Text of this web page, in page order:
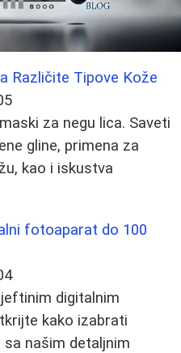
Različite Tipove Kože
za negu lica. Saveti
gline, primena za
kao i iskustva
fotoaparat do 100
digitalnim
kako izabrati
sa našim detaljnim